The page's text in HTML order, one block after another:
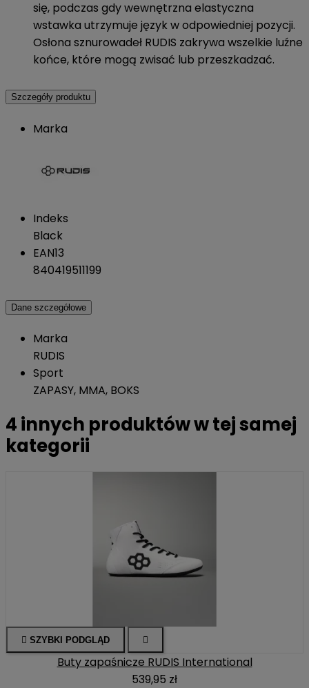
się, podczas gdy wewnętrzna elastyczna
wstawka utrzymuje język w odpowiedniej pozycji.
Osłona sznurowadeł RUDIS zakrywa wszelkie luźne
końce, które mogą zwisać lub przeszkadzać.
Szczegóły produktu
Marka
Indeks
Black
EAN13
840419511199
Dane szczegółowe
Marka
RUDIS
Sport
ZAPASY, MMA, BOKS
4 innych produktów w tej samej
kategorii
 SZYBKI PODGLĄD 
Buty zapaśnicze RUDIS International
539,95 zł